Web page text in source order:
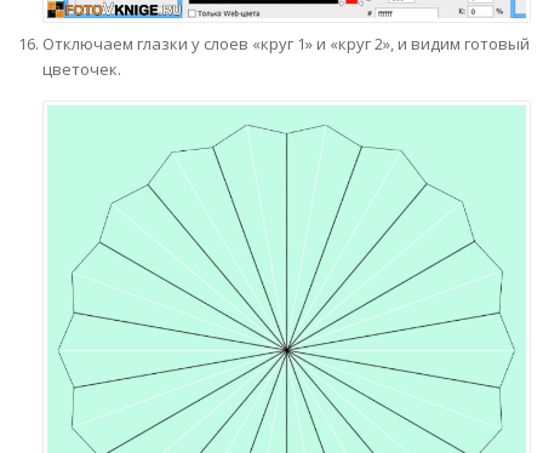
Отключаем глазки у слоев «круг 1» и «круг 2», и видим готовый
цветочек.